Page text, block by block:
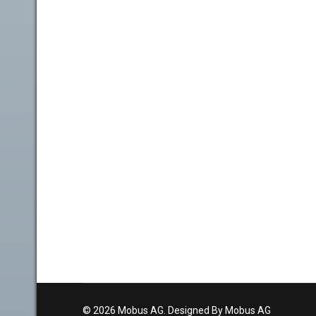
© 2026 Mobus AG. Designed By Mobus AG